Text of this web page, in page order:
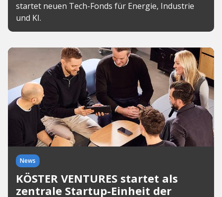
startet neuen Tech-Fonds für Energie, Industrie
und KI.
News
KÖSTER VENTURES startet als
zentrale Startup-Einheit der